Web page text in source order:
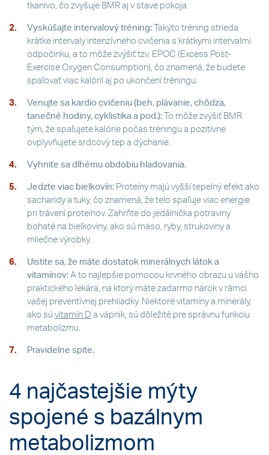
tkanivo, čo zvyšuje BMR aj v stave pokoja.
Vyskúšajte intervalový tréning: Takýto tréning strieda
krátke intervaly intenzívneho cvičenia s krátkymi intervalmi
odpočinku, a to môže zvýšiť tzv. EPOC (Excess Post-
Exercise Oxygen Consumption), čo znamená, že budete
spaľovať viac kalórií aj po ukončení tréningu.
Venujte sa kardio cvičeniu (beh, plávanie, chôdza,
tanečné hodiny, cyklistika a pod.): To môže zvýšiť BMR
tým, že spaľujete kalórie počas tréningu a pozitívne
ovplyvňujete srdcový tep a dýchanie.
Vyhnite sa dlhému obdobiu hladovania.
Jedzte viac bielkovín: Proteíny majú vyšší tepelný efekt ako
sacharidy a tuky, čo znamená, že telo spaľuje viac energie
pri trávení proteínov. Zahrňte do jedálnička potraviny
bohaté na bielkoviny, ako sú mäso, ryby, strukoviny a
mliečne výrobky.
Uistite sa, že máte dostatok minerálnych látok a
vitamínov: A to najlepšie pomocou krvného obrazu u vášho
praktického lekára, na ktorý máte zadarmo nárok v rámci
vašej preventívnej prehliadky. Niektoré vitamíny a minerály,
ako sú vitamín D a vápnik, sú dôležité pre správnu funkciu
metabolizmu.
Pravidelne spite.
4 najčastejšie mýty
spojené s bazálnym
metabolizmom